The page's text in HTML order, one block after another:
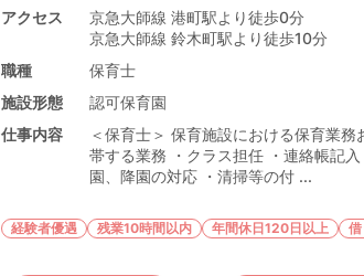
アクセス
京急大師線 港町駅より徒歩0分
京急大師線 鈴木町駅より徒歩10分
職種
保育士
施設形態
認可保育園
仕事内容
＜保育士＞ 保育施設における保育業務
帯する業務 ・クラス担任 ・連絡帳記入
園、降園の対応 ・清掃等の付 ...
経験者優遇 残業10時間以内 年間休日120日以上